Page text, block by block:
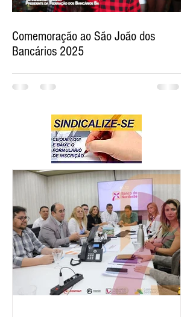
Comemoração ao São João dos
Bancários 2025